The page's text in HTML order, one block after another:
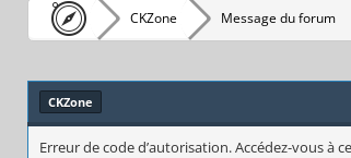
CKZone Message du forum
CKZone
Erreur de code d’autorisation. Accédez-vous à